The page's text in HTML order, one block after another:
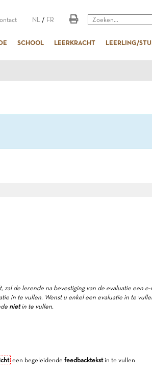
NL / FR
SCHOOL LEERKRACHT LEERLING/
de lerende na bevestiging van de evaluatie een e-
in te vullen. Wenst u enkel een evaluatie in te
nietin te vullen.
een begeleidende feedbacktekstin te vullen